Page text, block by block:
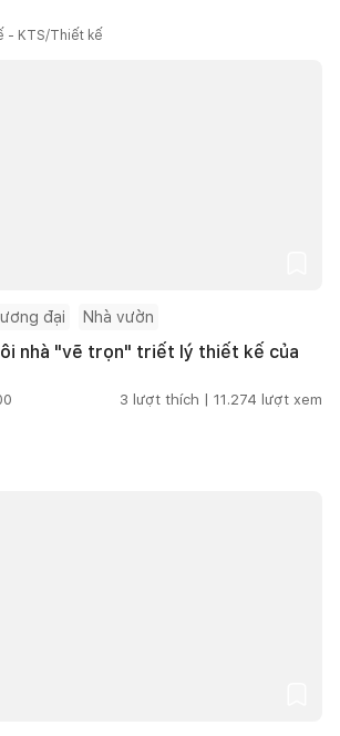
- KTS/Thiết kế
đại Nhà vườn
nhà "vẽ trọn" triết lý thiết kế của
3 lượt thích | 11.274 lượt xem